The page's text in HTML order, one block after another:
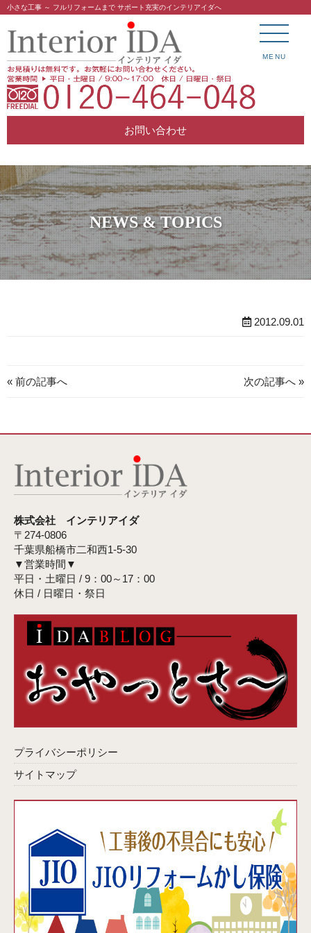
小さな工事 ～ フルリフォームまで サポート充実のインテリアイダへ
お問い合わせ
MENU
NEWS & TOPICS
2012.09.01
« 前の記事へ 次の記事へ »
株式会社 インテリアイダ
〒274-0806
千葉県船橋市二和西1-5-30
▼営業時間▼
平日・土曜日 / 9：00～17：00
休日 / 日曜日・祭日
プライバシーポリシー
サイトマップ